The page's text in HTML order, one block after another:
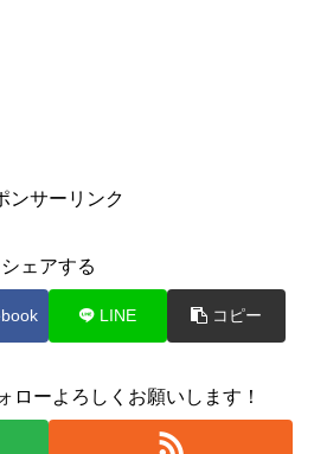
ンサーリンク
シェアする
LINE コピー
ローよろしくお願いします！